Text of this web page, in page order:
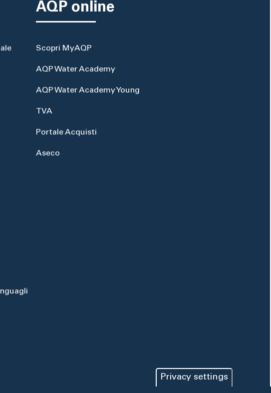
AQP online
Scopri MyAQP
AQP Water Academy
AQP Water Academy Young
TVA
Portale Acquisti
Aseco
Privacy settings